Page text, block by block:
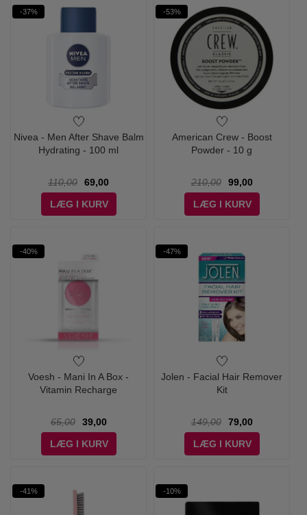
-37%
Nivea - Men After Shave Balm
Hydrating - 100 ml
110,00
69,00
LÆG I KURV
-53%
American Crew - Boost
Powder - 10 g
210,00
99,00
LÆG I KURV
-40%
Voesh - Mani In A Box -
Vitamin Recharge
65,00
39,00
LÆG I KURV
-47%
Jolen - Facial Hair Remover
Kit
149,00
79,00
LÆG I KURV
-41% -10%